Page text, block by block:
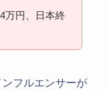
万円、日本終
フルエンサーが